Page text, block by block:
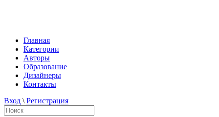
Главная
Категории
Авторы
Образование
Дизайнеры
Контакты
Вход \ Регистрация